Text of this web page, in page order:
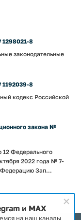
1298021-8
законодательные
1192039-8
кодекс Российской
закона №
12 Федерального
2022 года № 7-
Зап...
и MAX
на наш каналы